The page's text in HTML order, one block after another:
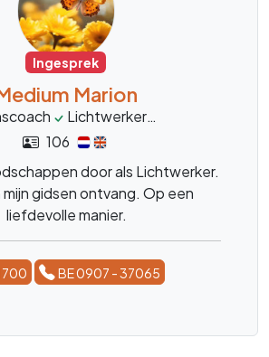
Ingesprek
Marion
Lichtwerker
106
door als Lichtwerker.
mijn gidsen ontvang. Op een
liefdevolle manier.
BE 0907 - 37065